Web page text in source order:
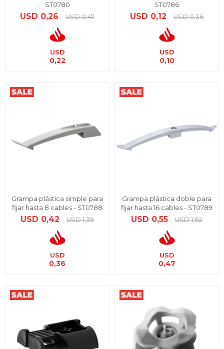
ST0780
USD 0,26 USD 0,47
USD
0,22
ST0786
USD 0,12 USD 0,36
USD
0,10
Grampa plástica simple para
fijar hasta 8 cables - ST0788
USD 0,42 USD 1,39
USD
0,36
Grampa plástica doble para
fijar hasta 16 cables - ST0789
USD 0,55 USD 1,82
USD
0,47